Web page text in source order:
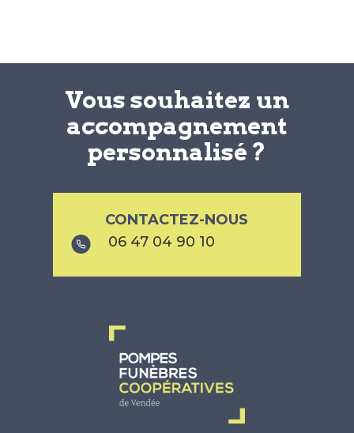
Vous souhaitez un
accompagnement
personnalisé ?
CONTACTEZ-NOUS
06 47 04 90 10